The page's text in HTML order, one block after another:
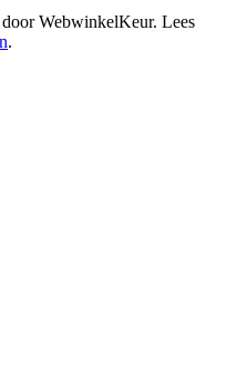
WebwinkelKeur. Lees
.